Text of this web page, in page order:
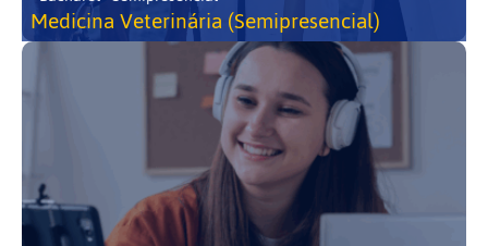
Medicina Veterinária (Semipresencial)